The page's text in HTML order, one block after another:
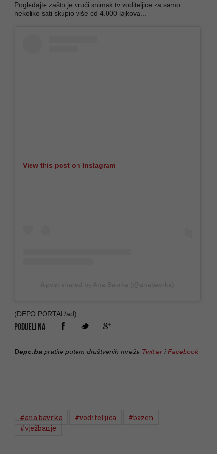
Pogledajte zašto je vrući snimak tv voditeljice za samo
nekoliko sati skupio više od 4.000 lajkova...
View this post on Instagram
(DEPO PORTAL/ad)
PODIJELI NA
Depo.ba pratite putem društvenih mreža Twitter iFacebook
#ana bavrka #voditeljica
#bazen
#vježbanje